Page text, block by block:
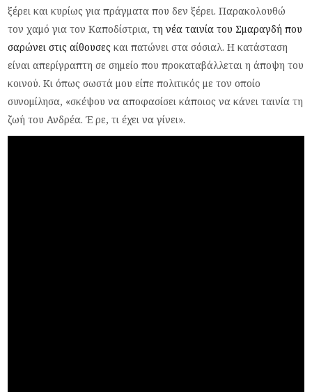
ξέρει και κυρίως για πράγματα που δεν ξέρει. Παρακολουθώ
τον χαμό για τον Καποδίστρια,τη νέα ταινία του Σμαραγδή που
σαρώνει στις αίθουσες και πατώνει στα σόσιαλ. Η κατάσταση
είναι απερίγραπτη σε σημείο που προκαταβάλλεται η άποψη του
κοινού. Κι όπως σωστά μου είπε πολιτικός με τον οποίο
συνομίλησα, «σκέψου να αποφασίσει κάποιος να κάνει ταινία τη
ζωή του Ανδρέα. Έ ρε, τι έχει να γίνει».